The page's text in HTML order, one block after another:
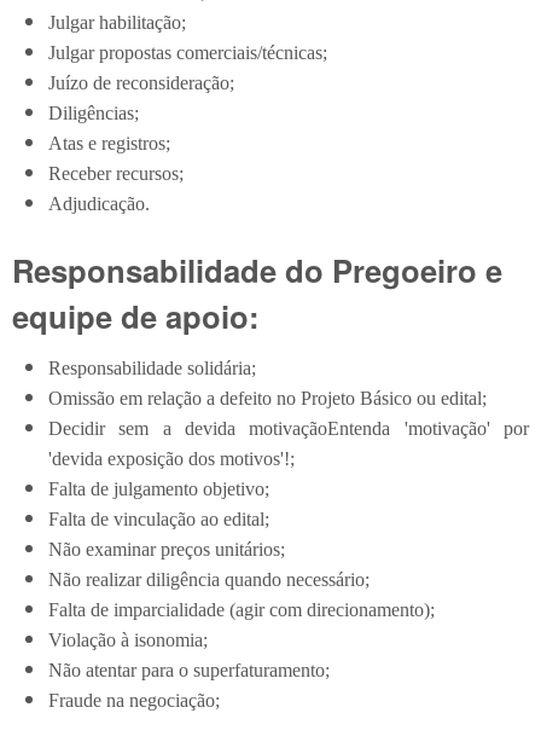
Julgar habilitação;
Julgar propostas comerciais/técnicas;
Juízo de reconsideração;
Diligências;
Atas e registros;
Receber recursos;
Adjudicação.
Responsabilidade do Pregoeiro e
equipe de apoio:
Responsabilidade solidária;
Omissão em relação a defeito no Projeto Básico ou edital;
Decidir sem a devidamotivaçãoEntenda 'motivação' por
'devida exposição dos motivos'!;
Falta de julgamento objetivo;
Falta de vinculação ao edital;
Não examinar preços unitários;
Não realizar diligência quando necessário;
Falta de imparcialidade (agir com direcionamento);
Violação à isonomia;
Não atentar para o superfaturamento;
Fraude na negociação;